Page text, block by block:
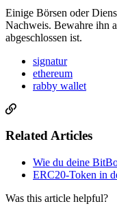
Einige Börsen oder
Nachweis. Bewahre ihn
abgeschlossen ist.
signatur
ethereum
rabby wallet
Related Articles
Wie du deine
ERC20-Token in
Was this article helpful?